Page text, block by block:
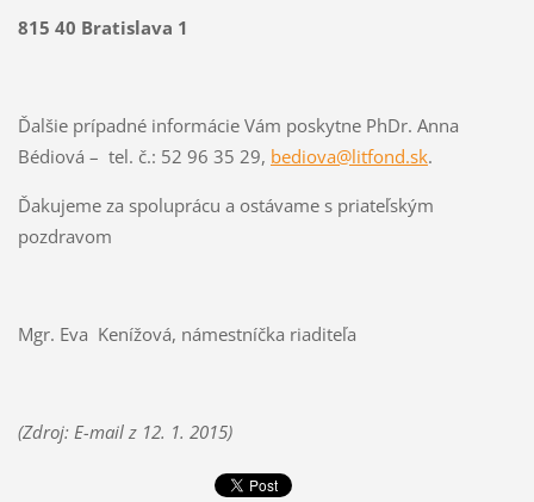
815 40 Bratislava 1
Ďalšie prípadné informácie Vám poskytne PhDr. Anna
Bédiová – tel. č.: 52 96 35 29, bediova@litfond.sk.
Ďakujeme za spoluprácu a ostávame s priateľským
pozdravom
Mgr. Eva Kenížová, námestníčka riaditeľa
(Zdroj: E-mail z 12. 1. 2015)